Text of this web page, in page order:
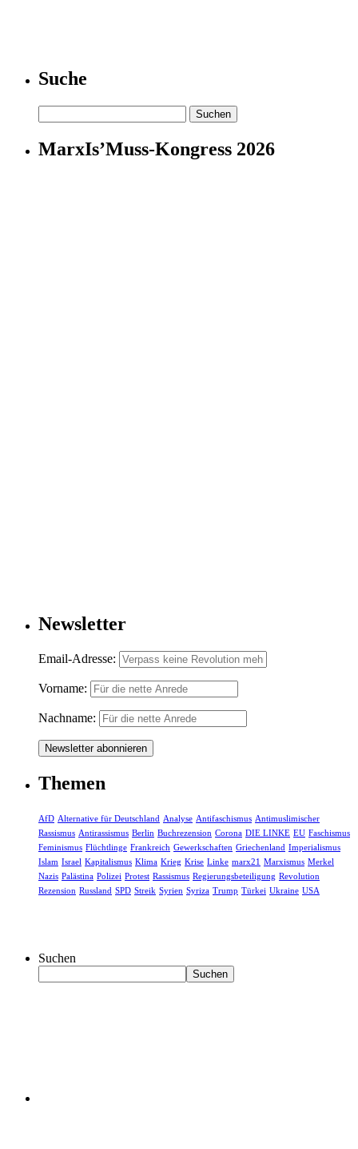
Suche
nach:
MarxIs’Muss-Kongress 2026
Newsletter
Email-Adresse:
Vorname:
Nachname:
Themen
AfD Alternative für Deutschland Analyse Antifaschismus Antimuslimischer
Rassismus Antirassismus Berlin Buchrezension Corona DIE LINKE EU Faschismus
Feminismus Flüchtlinge Frankreich Gewerkschaften Griechenland Imperialismus
Islam Israel Kapitalismus Klima Krieg Krise Linke marx21 Marxismus Merkel
Nazis Palästina Polizei Protest Rassismus Regierungsbeteiligung Revolution
Rezension Russland SPD Streik Syrien Syriza Trump Türkei Ukraine USA
Suchen
Suchen